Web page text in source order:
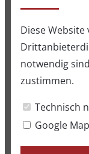
Diese
notwendig
zustimmen.
Technisch
Google
Klicken Sie
verwenden.
Dadurch
E-Mail*
Telefon